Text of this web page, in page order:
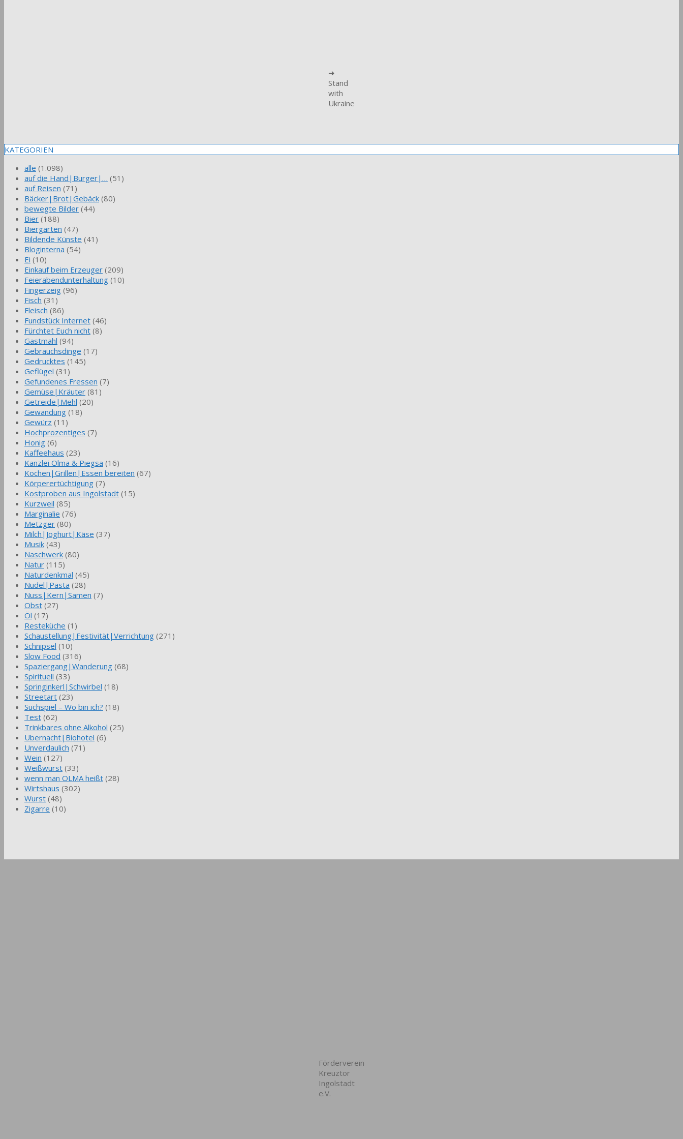
➜
Stand
with
Ukraine
KATEGORIEN
alle (1.098)
auf die Hand|Burger|… (51)
auf Reisen (71)
Bäcker|Brot|Gebäck (80)
bewegte Bilder (44)
Bier (188)
Biergarten (47)
Bildende Künste (41)
Bloginterna (54)
Ei (10)
Einkauf beim Erzeuger (209)
Feierabendunterhaltung (10)
Fingerzeig (96)
Fisch (31)
Fleisch (86)
Fundstück Internet (46)
Fürchtet Euch nicht (8)
Gastmahl (94)
Gebrauchsdinge (17)
Gedrucktes (145)
Geflügel (31)
Gefundenes Fressen (7)
Gemüse|Kräuter (81)
Getreide|Mehl (20)
Gewandung (18)
Gewürz (11)
Hochprozentiges (7)
Honig (6)
Kaffeehaus (23)
Kanzlei Olma & Piegsa (16)
Kochen|Grillen|Essen bereiten (67)
Körperertüchtigung (7)
Kostproben aus Ingolstadt (15)
Kurzweil (85)
Marginalie (76)
Metzger (80)
Milch|Joghurt|Käse (37)
Musik (43)
Naschwerk (80)
Natur (115)
Naturdenkmal (45)
Nudel|Pasta (28)
Nuss|Kern|Samen (7)
Obst (27)
Öl (17)
Resteküche (1)
Schaustellung|Festivität|Verrichtung (271)
Schnipsel (10)
Slow Food (316)
Spaziergang|Wanderung (68)
Spirituell (33)
Springinkerl|Schwirbel (18)
Streetart (23)
Suchspiel – Wo bin ich? (18)
Test (62)
Trinkbares ohne Alkohol (25)
Übernacht|Biohotel (6)
Unverdaulich (71)
Wein (127)
Weißwurst (33)
wenn man OLMA heißt (28)
Wirtshaus (302)
Wurst (48)
Zigarre (10)
Förderverein
Kreuztor
Ingolstadt
e.V.